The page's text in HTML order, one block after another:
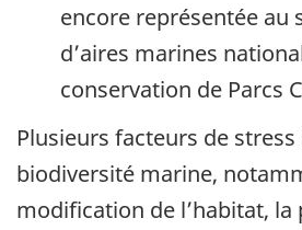
encore représentée au
d’aires marines
conservation de Parcs
Plusieurs facteurs de
biodiversité marine,
modification de l’habitat, la